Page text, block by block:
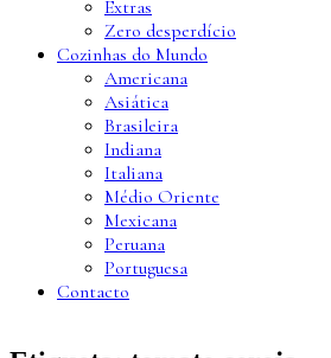
Extras
Zero desperdício
Cozinhas do Mundo
Americana
Asiática
Brasileira
Indiana
Italiana
Médio Oriente
Mexicana
Peruana
Portuguesa
Contacto